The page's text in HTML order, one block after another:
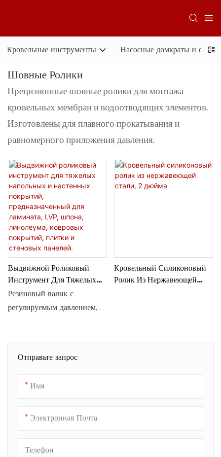
Кровельные инструменты Насосные домкраты и
Шовные Ролики
Прецизионные шовные ролики для монтажа
кровельных мембран и водоотводящих элементов.
Изготовлены для плавного прокатывания и
равномерного приложения давления.
Отправьте запрос
Имя
Электронная Почта
Телефон
Выдвижной Роликовый
Инструмент Для Тяжелых
Напольных И Настенных
Покрытий,
Предназначенный Для
Стеновых Панелей.
Резиновый валик с
регулируемым давлением,
ламината, не требует
установки, инструмент для
укладки винила.
Кровельный Силиконовый
Ролик Из Нержавеющей